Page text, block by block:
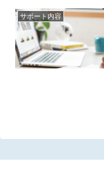
サポート内容